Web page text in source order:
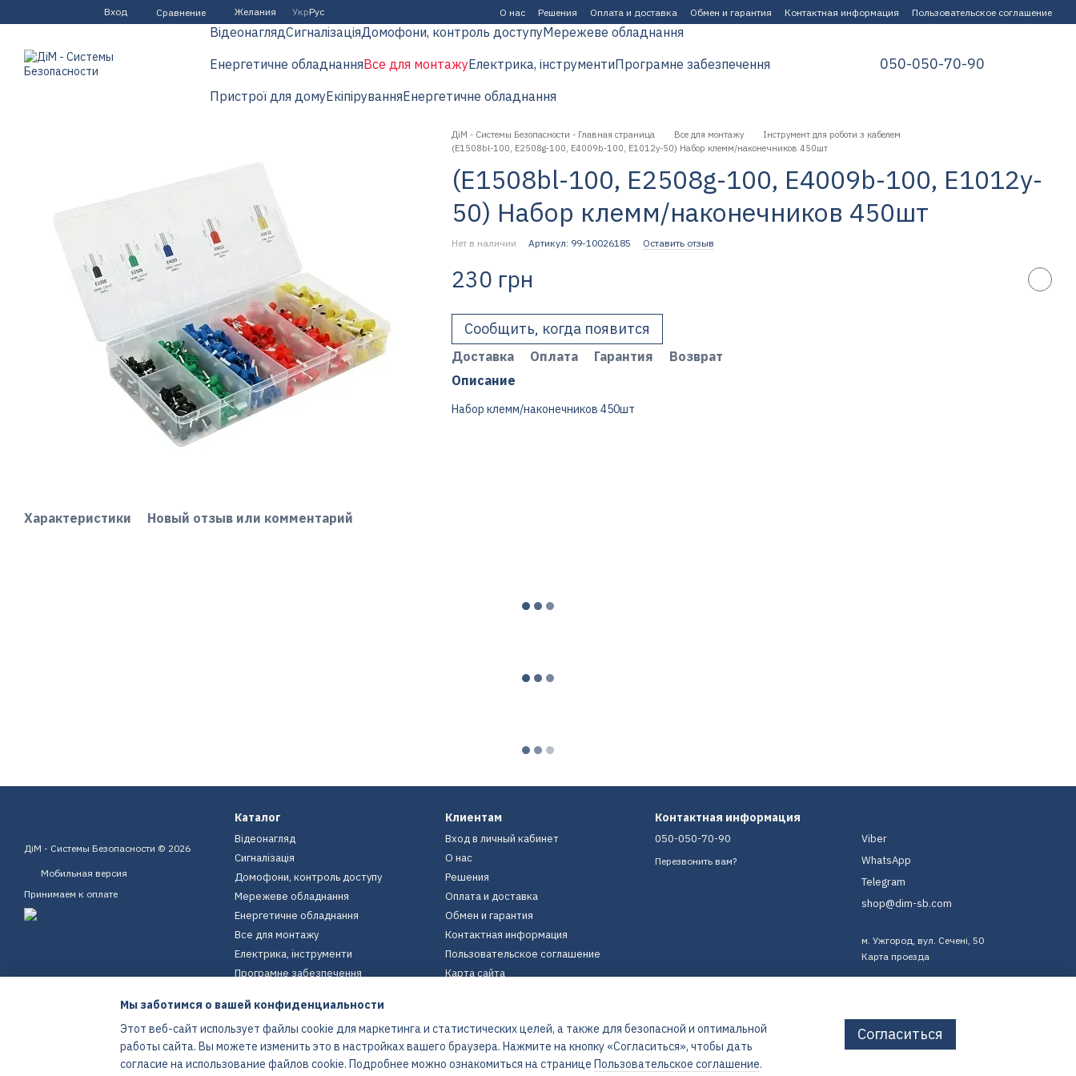
Перейти к основному контенту
Вход Сравнение Желания УкрРус О нас Решения Оплата и доставка Обмен и гарантия Контактная информация Пользовательское соглашение
ВідеонаглядСигналізаціяДомофони, контроль доступуМережеве обладнання
Енергетичне обладнанняВсе для монтажуЕлектрика, інструментиПрограмне забезпечення
Пристрої для домуЕкіпіруванняЕнергетичне обладнання
050-050-70-90
Характеристики Новый отзыв или комментарий
ДіМ - Системы Безопасности - Главная страница Все для монтажу
Інструмент для роботи з кабелем
(E1508bl-100, E2508g-100, E4009b-100, E1012y-50) Набор клемм/наконечников 450шт
(E1508bl-100, E2508g-100, E4009b-100, E1012y-
50) Набор клемм/наконечников 450шт
Нет в наличии Артикул: 99-10026185 Оставить отзыв
230 грн
Сообщить, когда появится
Доставка Оплата Гарантия
Возврат
Описание
Набор клемм/наконечников 450шт
ДіМ - Системы Безопасности © 2026
Мобильная версия
Принимаем к оплате
Интернет-магазин создан с Хорошоп
Каталог
Відеонагляд
Сигналізація
Домофони, контроль доступу
Мережеве обладнання
Енергетичне обладнання
Все для монтажу
Електрика, інструменти
Програмне забезпечення
Екіпірування
Енергетичне обладнання
Клиентам
Вход в личный кабинет
О нас
Решения
Оплата и доставка
Обмен и гарантия
Контактная информация
Пользовательское соглашение
Карта сайта
Контактная информация
050-050-70-90
Перезвонить вам?
Viber
WhatsApp
Telegram
shop@dim-sb.com
м. Ужгород, вул. Сечені, 50
Карта проезда
Мы заботимся о вашей конфиденциальности
Этот веб-сайт использует файлы cookie для маркетинга и статистических целей, а также для безопасной и оптимальной
работы сайта. Вы можете изменить это в настройках вашего браузера. Нажмите на кнопку «Согласиться», чтобы дать
согласие на использование файлов cookie. Подробнее можно ознакомиться на странице Пользовательское соглашение.
Согласиться